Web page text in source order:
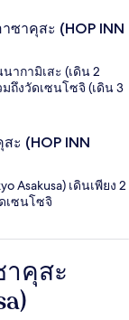
ซาคุสะ (HOP INN
ากามิเสะ (เดิน 2
ถึงวัดเซนโซจิ (เดิน 3
ะ (HOP INN
Asakusa) เดินเพียง 2
เซนโซจิ
าคุสะ